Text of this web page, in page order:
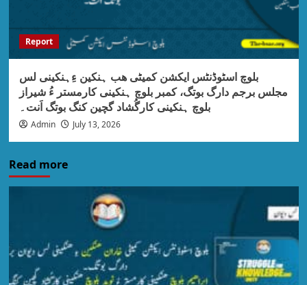
Report
بلوچ اسٹوڈنٹس ایکشن کمیٹی ھب ہنکین ءِہنکینی لس
مجلس برجم دارگ بوتگ، کمبر بلوچ ہنکینی کارمستر ءُ شیراز
بلوچ ہنکینی کارگُشاد گچین کنگ بوتگ اَنت۔
Admin July 13, 2026
Read more